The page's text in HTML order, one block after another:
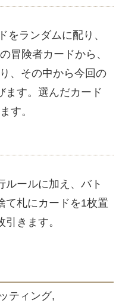
をランダムに配り、
冒険者カードから、
、その中から今回の
ます。選んだカード
す。
ルールに加え、バト
て札にカードを1枚置
きます。
ティング,